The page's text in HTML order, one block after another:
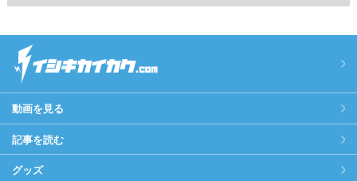
動画を見る
記事を読む
グッズ